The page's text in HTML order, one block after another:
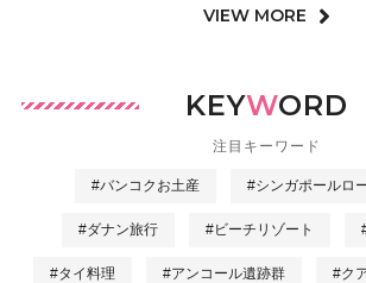
VIEW MORE
KEYWORD
注目キーワード
#バンコクお土産 #シンガポールロ
#ダナン旅行 #ビーチリゾート
#タイ料理 #アンコール遺跡群 #ク